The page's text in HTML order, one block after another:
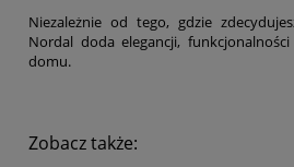
Niezależnie od tego, gdzie
Nordal doda elegancji,
domu.
Zobacz także: